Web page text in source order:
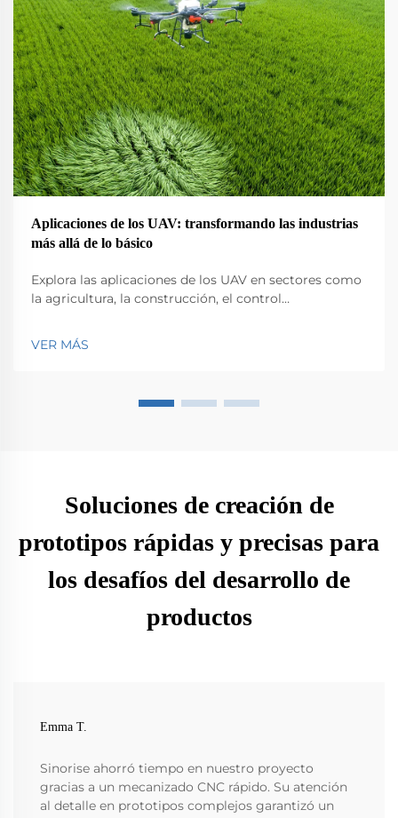
Aplicaciones de los UAV: transformando las industrias
más allá de lo básico
Explora las aplicaciones de los UAV en sectores como
la agricultura, la construcción, el control
Descubre su impacto en la eficiencia y la innovación.
VER MÁS
Soluciones de creación de
prototipos rápidas y precisas para
los desafíos del desarrollo de
productos
Emma T.
Sinorise ahorró tiempo en nuestro proyecto
gracias a un mecanizado CNC rápido. Su atención
al detalle en prototipos complejos garantizó un